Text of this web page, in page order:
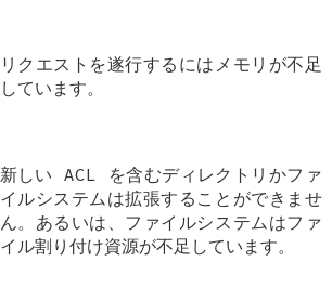
リクエストを遂行するにはメモリが不足
しています。
新しい ACL を含むディレクトリかファ
イルシステムは拡張することができませ
ん。あるいは、ファイルシステムはファ
イル割り付け資源が不足しています。